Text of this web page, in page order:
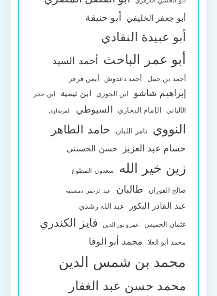
أبو جعفر الخليفي أبو حنيفة
أبو عبيدة النقادي
أبو عمر الباحث أحمد السيد
أحمد بن حنبل أحمد دعدوش أيمن قرقر
إبراهيم شاشو ابن الجوزي ابن تيمية ابن حجر
الألباني الإمام البخاري السيوطي القرضاوي
النووي تامر اللبان حامد الطاهر
حسام عبد العزيز حسن الحسيني
زين خير الله سعدون المطوع
صالح الفوزان طالبان عبد الرحمن دمشقية
عبد القادر البكور عبد الله رشدي
عثمان الخميس عمرو نور الدين فايز الكندري
محمد أبو العلا محمد أبو الوفا
محمد بن شمس الدين
محمد حسن عبد الغفار